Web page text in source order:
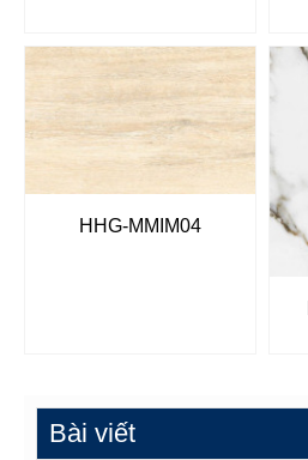
HHG-MMIM04
Bài viết